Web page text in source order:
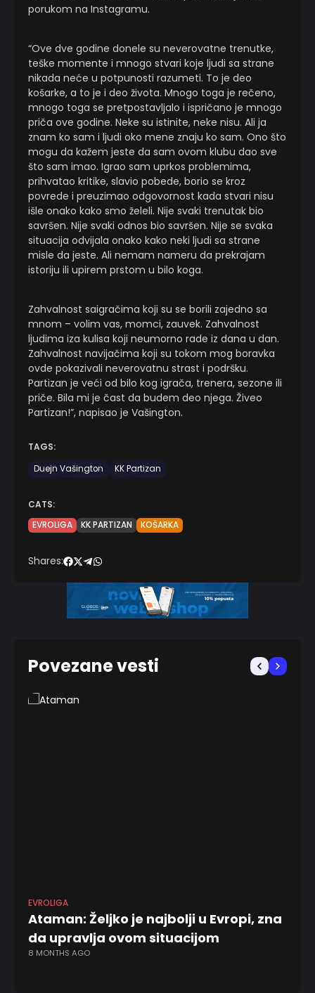
porukom na Instagramu.
“Ove dve godine donele su neverovatne trenutke,
teške momente i mnogo stvari koje ljudi sa strane
nikada neće u potpunosti razumeti. To je deo
košarke, a to je i deo života. Mnogo toga je rečeno,
mnogo toga se pretpostavljalo i ispričano je mnogo
priča ove godine. Neke su istinite, neke nisu. Ali ja
znam ko sam i ljudi oko mene znaju ko sam. Ono što
mogu da kažem jeste da sam ovom klubu dao sve
što sam imao. Igrao sam uprkos problemima,
prihvatao kritike, slavio pobede, borio se kroz
povrede i preuzimao odgovornost kada stvari nisu
išle onako kako smo želeli. Nije svaki trenutak bio
savršen. Nije svaki odnos bio savršen. Nije se svaka
situacija odvijala onako kako neki ljudi sa strane
misle da jeste. Ali nemam nameru da prekrajam
istoriju ili upirem prstom u bilo koga.
Zahvalnost saigračima koji su se borili zajedno sa
mnom – volim vas, momci, zauvek. Zahvalnost
ljudima iza kulisa koji neumorno rade iz dana u dan.
Zahvalnost navijačima koji su tokom mog boravka
ovde pokazivali neverovatnu strast i podršku.
Partizan je veći od bilo kog igrača, trenera, sezone ili
priče. Bila mi je čast da budem deo njega. Živeo
Partizan!”, napisao je Vašington.
TAGS:
Duejn Vašington
KK Partizan
CATS:
EVROLIGA
KK PARTIZAN KOŠARKA
Shares:
Povezane vesti
EVROLIGA
Ataman: Željko je najbolji u Evropi, zna
da upravlja ovom situacijom
8 MONTHS AGO